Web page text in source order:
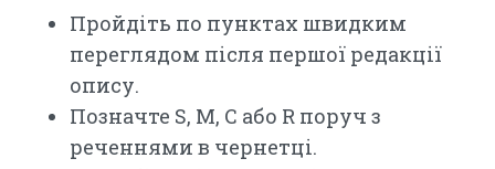
Пройдіть по пунктах швидким
переглядом після першої редакції
опису.
Позначте S, M, C або R поруч з
реченнями в чернетці.